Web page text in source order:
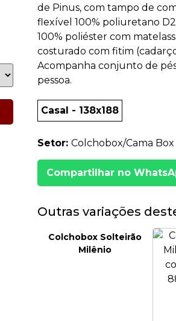
de Pinus, com tampo de
flexível 100% poliuretano
100% poliéster com
costurado com fitim
Acompanha conjunto de
pessoa.
Casal - 138x188
Setor: Colchobox/Cama Box
Compartilhar no
Outras variações
Colchobox Solteirão
Milênio